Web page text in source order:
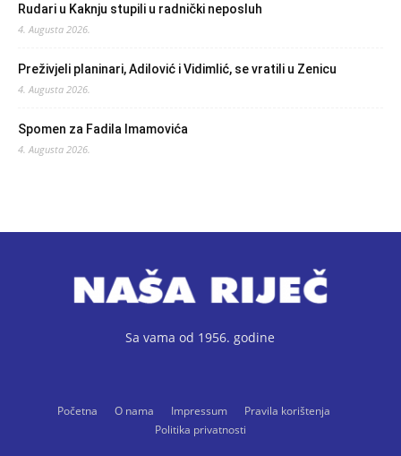
Rudari u Kaknju stupili u radnički neposluh
4. Augusta 2026.
Preživjeli planinari, Adilović i Vidimlić, se vratili u Zenicu
4. Augusta 2026.
Spomen za Fadila Imamovića
4. Augusta 2026.
Sa vama od 1956. godine
Početna O nama Impressum
Pravila korištenja
Politika privatnosti